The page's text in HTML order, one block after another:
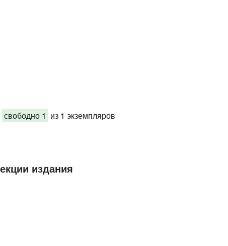
свободно 1 из 1 экземпляров
издания